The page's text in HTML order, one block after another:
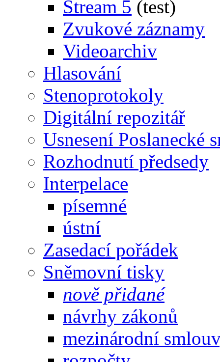
Stream 5 (test)
Zvukové záznamy
Videoarchiv
Hlasování
Stenoprotokoly
Digitální repozitář
Usnesení Poslanecké
Rozhodnutí předsedy
Interpelace
písemné
ústní
Zasedací pořádek
Sněmovní tisky
nově přidané
návrhy zákonů
mezinárodní